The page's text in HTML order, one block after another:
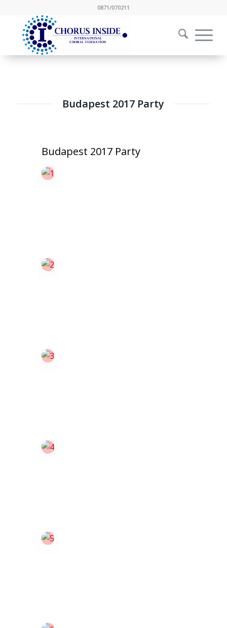
0871/070211
Budapest 2017 Party
Budapest 2017 Party